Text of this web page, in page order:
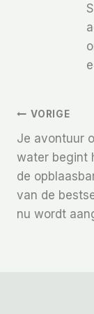
Bericht
VORIGE
Je avontuur
water begint
de
van de
nu wordt